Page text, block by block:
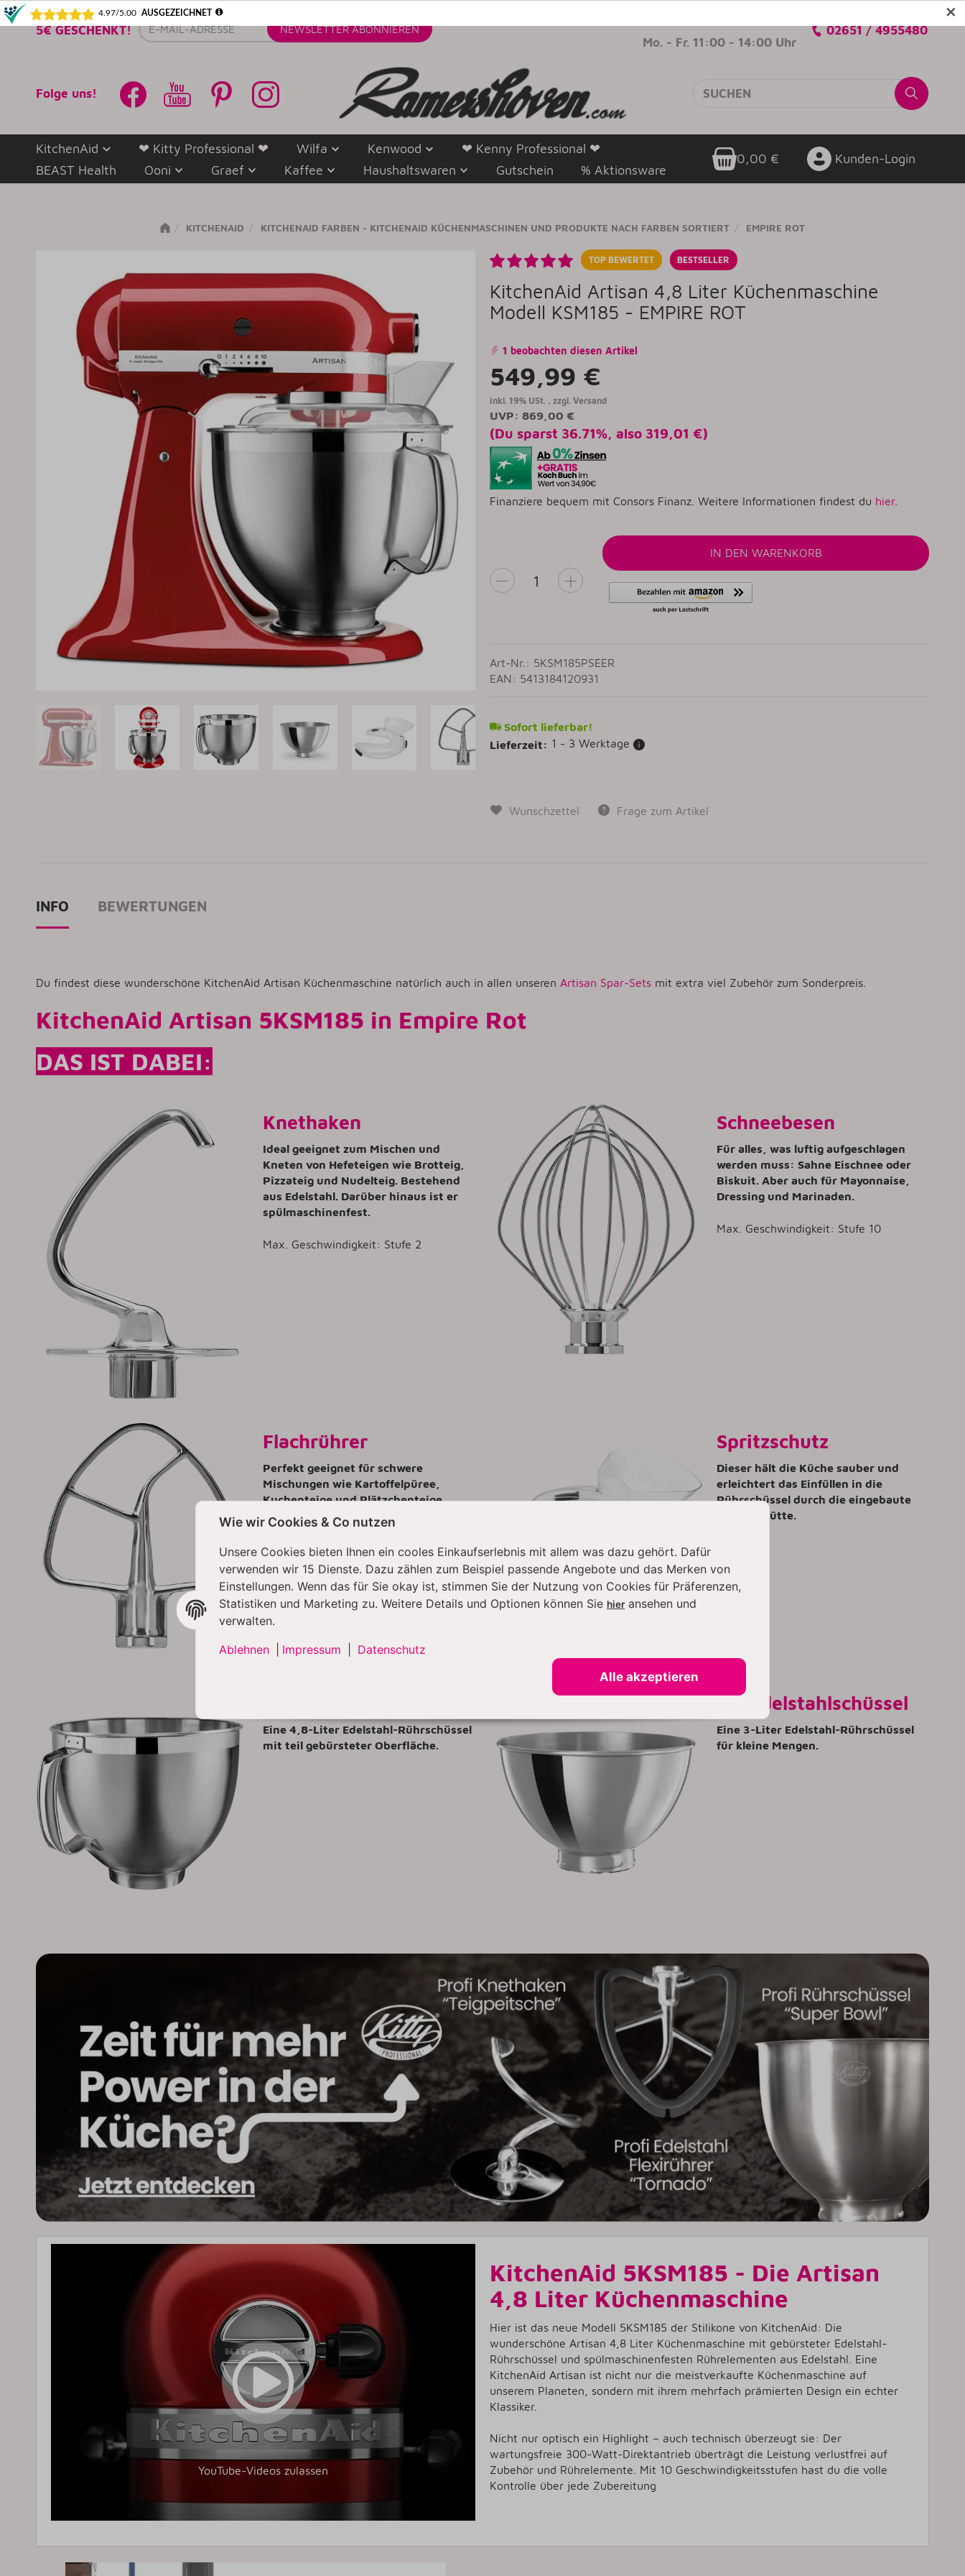
✕
5€ GESCHENKT! E-
Mail-
NEWSLETTER ABONNIEREN
Mo. - Fr. 11:00 - 14:00 Uhr
02651 / 4955480
Folge uns!
KitchenAid ❤ Kitty Professional ❤ Wilfa Kenwood
❤ Kenny Professional ❤
BEAST Health
Ooni Graef Kaffee Haushaltswaren Gutschein % Aktionsware
0,00 € Kunden-Login
KITCHENAID KITCHENAID FARBEN - KITCHENAID KÜCHENMASCHINEN UND PRODUKTE NACH FARBEN SORTIERT EMPIRE ROT
TOP BEWERTET BESTSELLER
KitchenAid Artisan 4,8 Liter Küchenmaschine
Modell KSM185 - EMPIRE ROT
1 beobachten diesen Artikel
549,99 €
inkl. 19% USt. , zzgl. Versand
UVP: 869,00 €
(Du sparst 36.71% , also 319,01 €)
Finanziere bequem mit Consors Finanz. Weitere Informationen findest du hier.
IN DEN WARENKORB
Art-Nr.: 5KSM185PSEER
EAN: 5413184120931
Sofort lieferbar!
Lieferzeit: 1 - 3 Werktage
Wunschzettel Frage zum Artikel
INFO BEWERTUNGEN
Du findest diese wunderschöne KitchenAid Artisan Küchenmaschine natürlich auch in allen unseren Artisan Spar-Sets mit extra viel Zubehör zum Sonderpreis.
KitchenAid Artisan 5KSM185 in Empire Rot
DAS IST DABEI:
Knethaken
Ideal geeignet zum Mischen und
Kneten von Hefeteigen wie Brotteig,
Pizzateig und Nudelteig. Bestehend
aus Edelstahl. Darüber hinaus ist er
spülmaschinenfest.
Max. Geschwindigkeit: Stufe 2
Schneebesen
Für alles, was luftig aufgeschlagen
werden muss: Sahne Eischnee oder
Biskuit. Aber auch für Mayonnaise,
Dressing und Marinaden.
Max. Geschwindigkeit: Stufe 10
Flachrührer
Perfekt geeignet für schwere
Mischungen wie Kartoffelpüree,
Kuchenteige und Plätzchenteige.
Bestehend aus Edelstahl. Darüber
hinaus ist er spülmaschinenfest.
Max. Geschwindigkeit: Stufe 4-6
Spritzschutz
Dieser hält die Küche sauber und
erleichtert das Einfüllen in die
Rührschüssel durch die eingebaute
Einfüllschütte.
Eine 4,8-Liter Edelstahl-Rührschüssel
mit teil gebürsteter Oberfläche.
3 L Edelstahlschüssel
Eine 3-Liter Edelstahl-Rührschüssel
für kleine Mengen.
YouTube-Videos zulassen
KitchenAid 5KSM185 - Die Artisan
4,8 Liter Küchenmaschine
Hier ist das neue Modell 5KSM185 der Stilikone von KitchenAid: Die
wunderschöne Artisan 4,8 Liter Küchenmaschine mit gebürsteter Edelstahl-
Rührschüssel und spülmaschinenfesten Rührelementen aus Edelstahl. Eine
KitchenAid Artisan ist nicht nur die meistverkaufte Küchenmaschine auf
unserem Planeten, sondern mit ihrem mehrfach prämierten Design ein echter
Klassiker.
Nicht nur optisch ein Highlight – auch technisch überzeugt sie: Der
wartungsfreie 300-Watt-Direktantrieb überträgt die Leistung verlustfrei auf
Zubehör und Rührelemente. Mit 10 Geschwindigkeitsstufen hast du die volle
Kontrolle über jede Zubereitung
Wie wir Cookies & Co nutzen
Unsere Cookies bieten Ihnen ein cooles Einkaufserlebnis mit allem was dazu gehört. Dafür
verwenden wir 15 Dienste. Dazu zählen zum Beispiel passende Angebote und das Merken von
Einstellungen. Wenn das für Sie okay ist, stimmen Sie der Nutzung von Cookies für Präferenzen,
Statistiken und Marketing zu. Weitere Details und Optionen können Sie hier ansehen und
verwalten.
Ablehnen
Impressum
Datenschutz
Alle akzeptieren